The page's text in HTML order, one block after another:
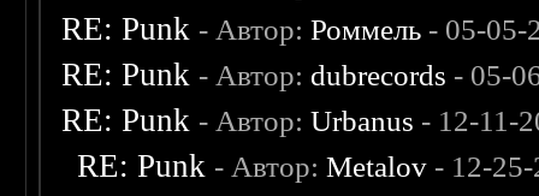
RE: Punk - Автор:Роммель - 05-05-
RE: Punk - Автор: dubrecords - 05-
RE: Punk - Автор:Urbanus - 12-11-
RE: Punk - Автор:Metalov - 12-